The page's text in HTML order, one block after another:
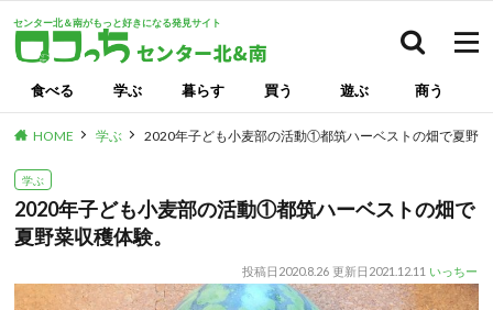
センター北＆南がもっと好きになる発見サイト
食べる 学ぶ 暮らす 買う 遊ぶ 商う
HOME 学ぶ 2020年子ども小麦部の活動①都筑ハーベストの畑で夏野
学ぶ
2020年子ども小麦部の活動①都筑ハーベストの畑で
夏野菜収穫体験。
投稿日 2020.8.26 更新日 2021.12.11 いっちー